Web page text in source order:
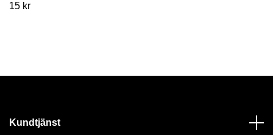
15 kr
Kundtjänst